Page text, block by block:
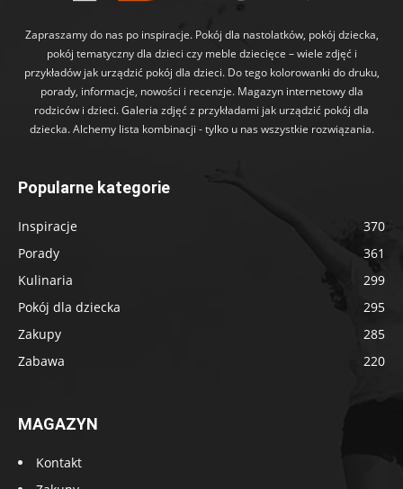
Zapraszamy do nas po inspiracje. Pokój dla nastolatków, pokój dziecka,
pokój tematyczny dla dzieci czy meble dziecięce – wiele zdjęć i
przykładów jak urządzić pokój dla dzieci. Do tego kolorowanki do druku,
porady, informacje, nowości i recenzje. Magazyn internetowy dla
rodziców i dzieci. Galeria zdjęć z przykładami jak urządzić pokój dla
dziecka. Alchemy lista kombinacji - tylko u nas wszystkie rozwiązania.
Popularne kategorie
Inspiracje
370
Porady
361
Kulinaria
299
Pokój dla dziecka
295
Zakupy
285
Zabawa
220
MAGAZYN
Kontakt